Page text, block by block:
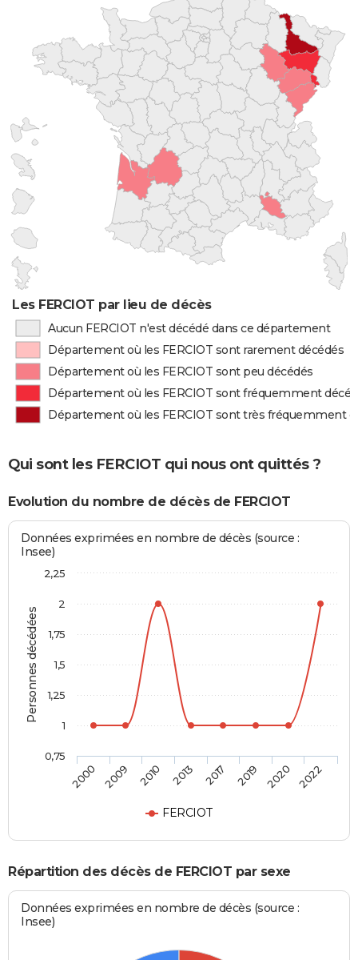
Les FERCIOT par lieu de décès
Aucun FERCIOT n'est décédé dans ce département
Département où les FERCIOT sont rarement décédés
Département où les FERCIOT sont peu décédés
Département où les FERCIOT sont fréquemment
Département où les FERCIOT sont très fréquemment
Qui sont les FERCIOT qui nous ont quittés ?
Evolution du nombre de décès de FERCIOT
Personnes décédées
Données exprimées en nombre de décès (source :
Insee)
FERCIOT
2000 2009 2010 2013 2017 2019 2020 2022
0,75
1
1,25
1,5
1,75
2
2,25
Répartition des décès de FERCIOT par sexe
Données exprimées en nombre de décès (source :
Insee)